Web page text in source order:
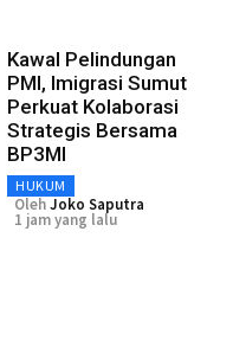
Kawal Pelindungan
PMI, Imigrasi Sumut
Perkuat Kolaborasi
Strategis Bersama
BP3MI
HUKUM
OlehJoko Saputra
1 jam yang lalu